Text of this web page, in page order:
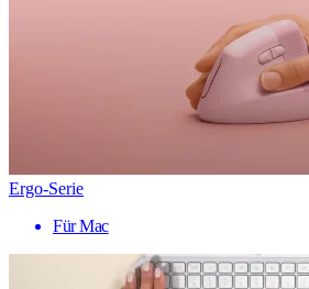
Ergo-Serie
Für Mac